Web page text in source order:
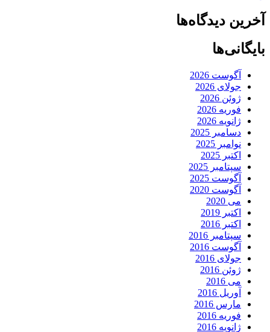
آخرین دیدگاه‌ها
بایگانی‌ها
آگوست 2026
جولای 2026
ژوئن 2026
فوریه 2026
ژانویه 2026
دسامبر 2025
نوامبر 2025
اکتبر 2025
سپتامبر 2025
آگوست 2025
آگوست 2020
می 2020
اکتبر 2019
اکتبر 2016
سپتامبر 2016
آگوست 2016
جولای 2016
ژوئن 2016
می 2016
آوریل 2016
مارس 2016
فوریه 2016
ژانویه 2016